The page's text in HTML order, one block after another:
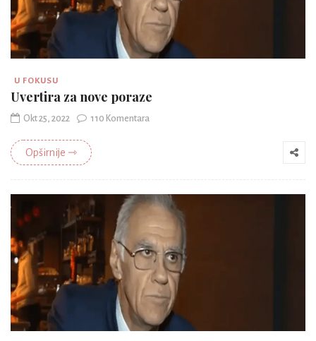
U FOKUSU
Uvertira za nove poraze
Okt 25, 2022 110 Komentara
Opširnije ⇾